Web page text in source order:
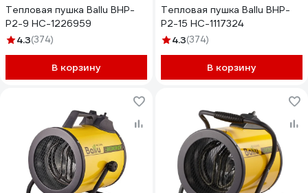
Тепловая пушка Ballu BHP-
P2-9 НС-1226959
4.3(374)
В корзину
Тепловая пушка Ballu BHP-
P2-15 НС-1117324
4.3(374)
В корзину